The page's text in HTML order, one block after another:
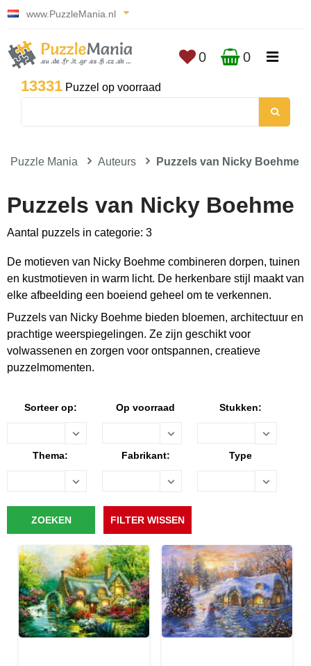
www.PuzzleMania.nl
13331 Puzzel op voorraad
0 0
Puzzle Mania Auteurs Puzzels van Nicky Boehme
Puzzels van Nicky Boehme
Aantal puzzels in categorie: 3
De motieven van Nicky Boehme combineren dorpen, tuinen
en kustmotieven in warm licht. De herkenbare stijl maakt van
elke afbeelding een boeiend geheel om te verkennen.
Puzzels van Nicky Boehme bieden bloemen, architectuur en
prachtige weerspiegelingen. Ze zijn geschikt voor
volwassenen en zorgen voor ontspannen, creatieve
puzzelmomenten.
Sorteer op: Op voorraad Stukken:
Thema: Fabrikant: Type